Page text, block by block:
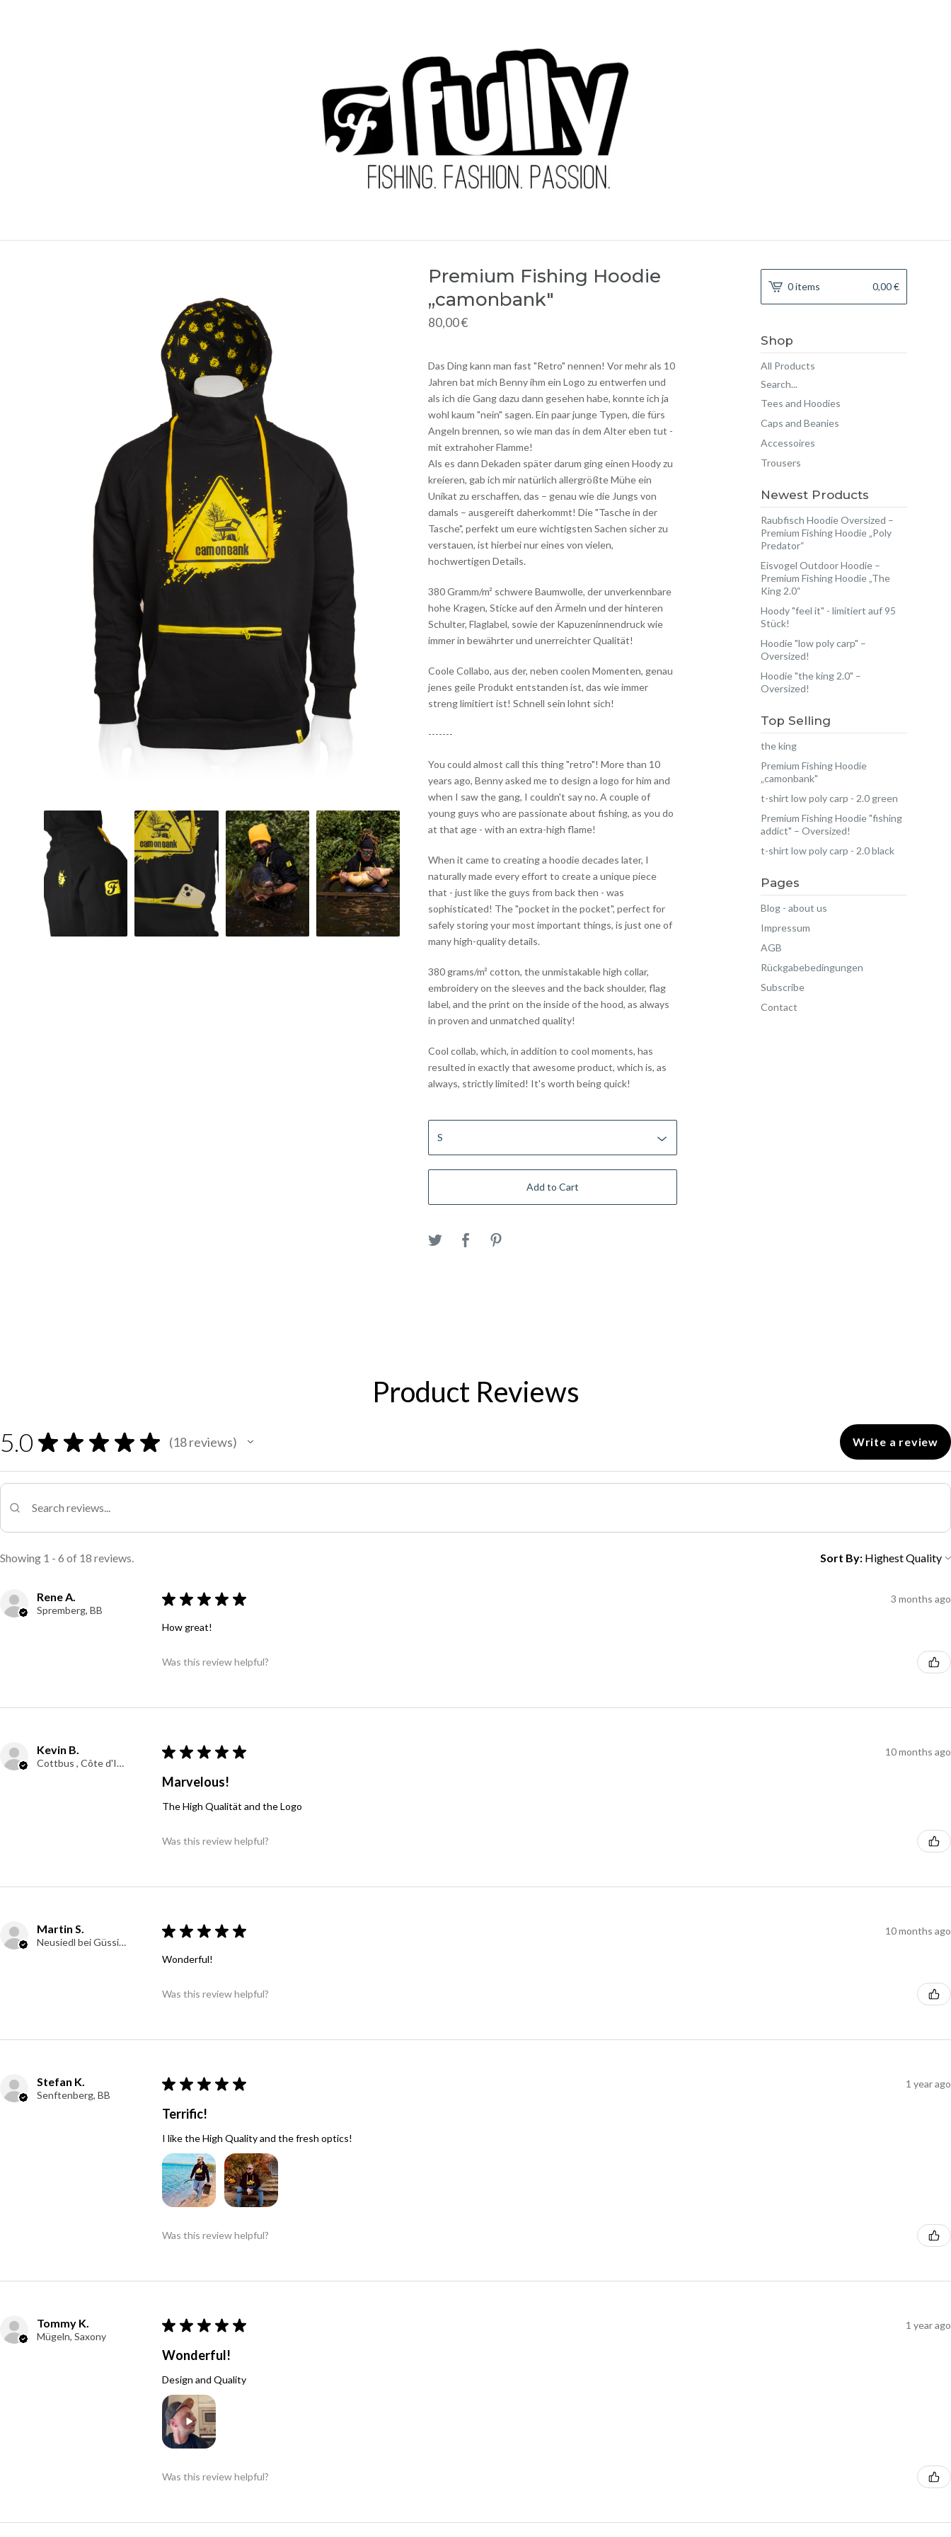
Premium Fishing Hoodie
„camonbank"
80,00€
Das Ding kann man fast "Retro" nennen! Vor mehr als 10
Jahren bat mich Benny ihm ein Logo zu entwerfen und
als ich die Gang dazu dann gesehen habe, konnte ich ja
wohl kaum "nein" sagen. Ein paar junge Typen, die fürs
Angeln brennen, so wie man das in dem Alter eben tut -
mit extrahoher Flamme!
Als es dann Dekaden später darum ging einen Hoody zu
kreieren, gab ich mir natürlich allergrößte Mühe ein
Unikat zu erschaffen, das – genau wie die Jungs von
damals – ausgereift daherkommt! Die "Tasche in der
Tasche", perfekt um eure wichtigsten Sachen sicher zu
verstauen, ist hierbei nur eines von vielen,
hochwertigen Details.
380 Gramm/m² schwere Baumwolle, der unverkennbare
hohe Kragen, Sticke auf den Ärmeln und der hinteren
Schulter, Flaglabel, sowie der Kapuzeninnendruck wie
immer in bewährter und unerreichter Qualität!
Coole Collabo, aus der, neben coolen Momenten, genau
jenes geile Produkt entstanden ist, das wie immer
streng limitiert ist! Schnell sein lohnt sich!
-------
You could almost call this thing "retro"! More than 10
years ago, Benny asked me to design a logo for him and
when I saw the gang, I couldn't say no. A couple of
young guys who are passionate about fishing, as you do
at that age - with an extra-high flame!
When it came to creating a hoodie decades later, I
naturally made every effort to create a unique piece
that - just like the guys from back then - was
sophisticated! The "pocket in the pocket", perfect for
safely storing your most important things, is just one of
many high-quality details.
380 grams/m² cotton, the unmistakable high collar,
embroidery on the sleeves and the back shoulder, flag
label, and the print on the inside of the hood, as always
in proven and unmatched quality!
Cool collab, which, in addition to cool moments, has
resulted in exactly that awesome product, which is, as
always, strictly limited! It's worth being quick!
Add to Cart
0 items 0,00€
Shop
All Products
Search...
Tees and Hoodies
Caps and Beanies
Accessoires
Trousers
Newest Products
Raubfisch Hoodie Oversized –
Premium Fishing Hoodie „Poly
Predator“
Eisvogel Outdoor Hoodie –
Premium Fishing Hoodie „The
King 2.0“
Hoody "feel it" - limitiert auf 95
Stück!
Hoodie "low poly carp" –
Oversized!
Hoodie "the king 2.0" –
Oversized!
Top Selling
the king
Premium Fishing Hoodie
„camonbank"
t-shirt low poly carp - 2.0 green
Premium Fishing Hoodie "fishing
addict" – Oversized!
t-shirt low poly carp - 2.0 black
Pages
Blog - about us
Impressum
AGB
Rückgabebedingungen
Subscribe
Contact
Product Reviews
5.0 ★ ★ ★ ★ ★ 18reviews
18 Write a review
Showing 1 - 6 of 18 reviews. Sort By:
Rene A.
Spremberg, BB
★ ★ ★ ★ ★ 3 months ago
How great!
Was this review helpful?
Kevin B.
Cottbus , Côte d'Ivoire
★ ★ ★ ★ ★ 10 months ago
Marvelous!
The High Qualität and the Logo
Was this review helpful?
Martin S.
Neusiedl bei Güssing, Austria
★ ★ ★ ★ ★ 10 months ago
Wonderful!
Was this review helpful?
Stefan K.
Senftenberg, BB
★ ★ ★ ★ ★ 1 year ago
Terrific!
I like the High Quality and the fresh optics!
Was this review helpful?
Tommy K.
Mügeln, Saxony
★ ★ ★ ★ ★ 1 year ago
Wonderful!
Design and Quality
Was this review helpful?